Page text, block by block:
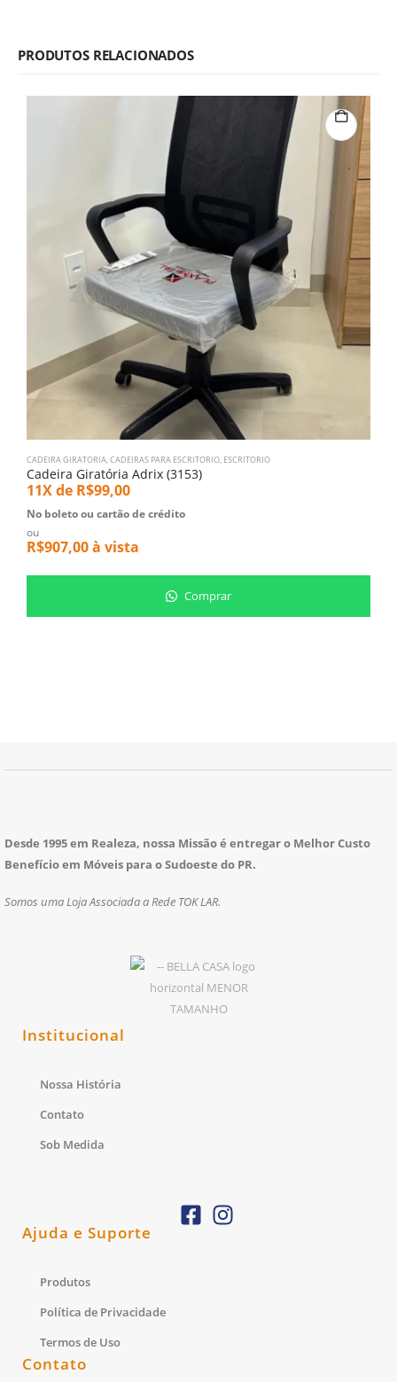
PRODUTOS RELACIONADOS
CADEIRA GIRATORIA,CADEIRAS PARA ESCRITORIO, ESCRITORIO
Cadeira Giratória Adrix (3153)
11X de R$99,00
No boleto ou cartão de crédito
ou
R$907,00à vista
Comprar
Desde 1995 em Realeza, nossa Missão é entregar o Melhor Custo
Benefício em Móveis para o Sudoeste do PR.
Somos uma Loja Associada a Rede TOK LAR.
Institucional
Nossa História
Contato
Sob Medida
Ajuda e Suporte
Produtos
Política de Privacidade
Termos de Uso
Contato